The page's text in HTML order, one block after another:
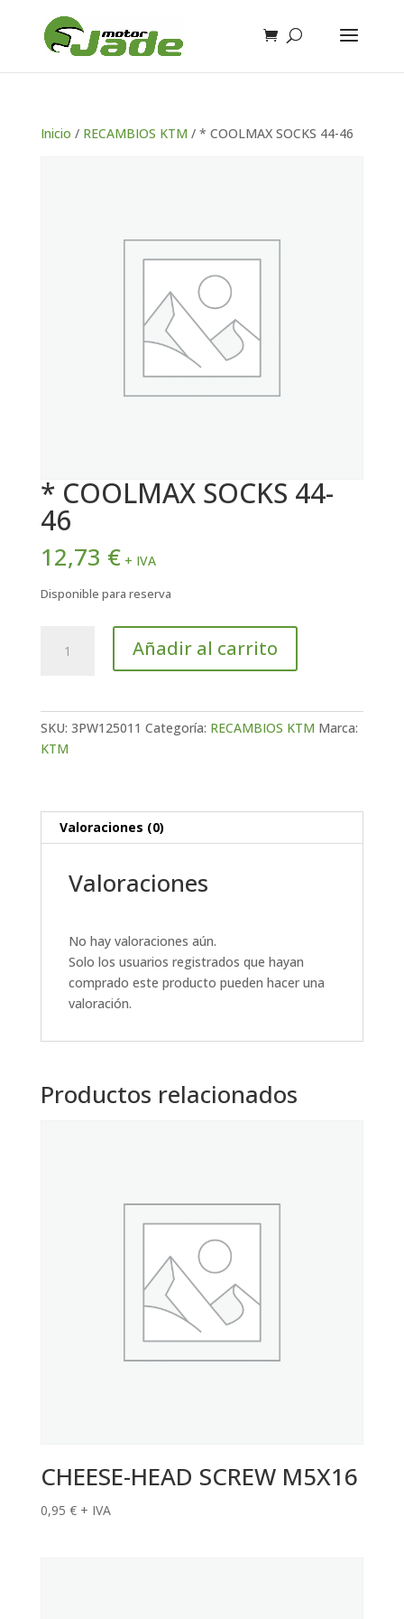
Inicio / RECAMBIOS KTM / * COOLMAX SOCKS 44-46
* COOLMAX SOCKS 44-
46
12,73 € + IVA
Disponible para reserva
COOLMAX
Añadir al carrito
SKU: 3PW125011 Categoría: RECAMBIOS KTM Marca:
KTM
Valoraciones (0)
Valoraciones
No hay valoraciones aún.
Solo los usuarios registrados que hayan
comprado este producto pueden hacer una
valoración.
Productos relacionados
CHEESE-HEAD SCREW M5X16
0,95 € + IVA